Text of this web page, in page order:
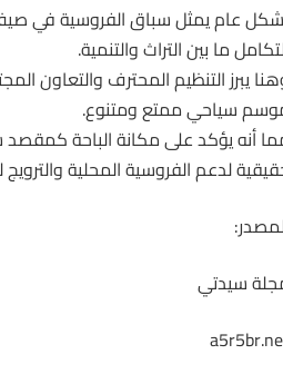
عام يمثل سباق الفروسية في
ما بين التراث والتنمية.
يبرز التنظيم المحترف
سياحي ممتع ومتنوع.
أنه يؤكد على مكانة الباحة
لدعمالفروسيةالمحلية والترويج
سيدتي